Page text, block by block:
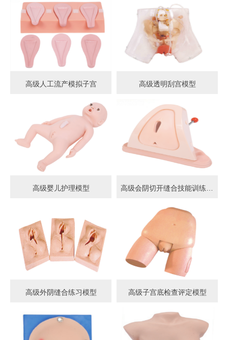
高级人工流产模拟子宫 高级透明刮宫模型
高级婴儿护理模型
高级外阴缝合练习模型 高级子宫底检查评定模型